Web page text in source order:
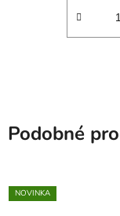
Podobné
NOVINKA